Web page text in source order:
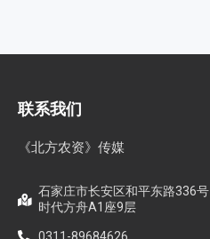
联系我们
《北方农资》传媒
石家庄市长安区和平东路336号
时代方舟A1座9层